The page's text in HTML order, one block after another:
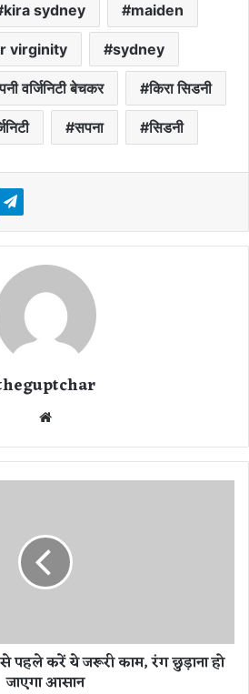
kira sydney maiden
virginity sydney
वर्जिनिटी बेचकर किरा सिडनी
सपना सिडनी
te
पहले करें ये जरूरी काम, रंग छुड़ाना हो
जाएगा आसान